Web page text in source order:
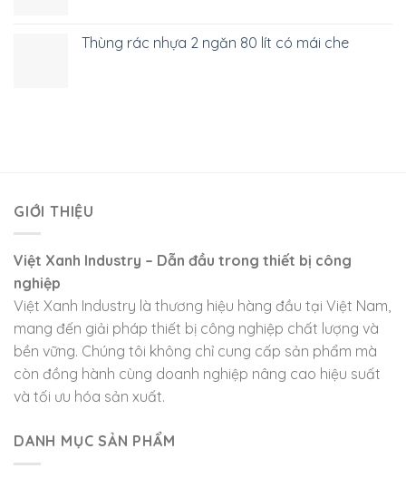
Thùng rác nhựa 2 ngăn 80 lít có mái che
GIỚI THIỆU
Việt Xanh Industry – Dẫn đầu trong thiết bị công
nghiệp
Việt Xanh Industry là thương hiệu hàng đầu tại Việt Nam,
mang đến giải pháp thiết bị công nghiệp chất lượng và
bền vững. Chúng tôi không chỉ cung cấp sản phẩm mà
còn đồng hành cùng doanh nghiệp nâng cao hiệu suất
và tối ưu hóa sản xuất.
DANH MỤC SẢN PHẨM